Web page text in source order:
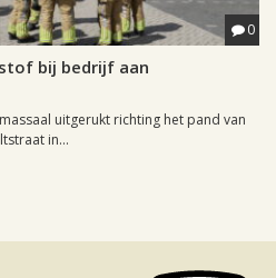
0
bij bedrijf aan
uitgerukt richting het pand van
in...